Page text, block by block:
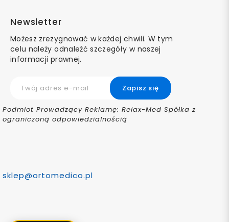
Newsletter
Możesz zrezygnować w każdej chwili. W tym
celu należy odnaleźć szczegóły w naszej
informacji prawnej.
Podmiot Prowadzący Reklamę: Relax-Med Spółka z
ograniczoną odpowiedzialnością
sklep@ortomedico.pl